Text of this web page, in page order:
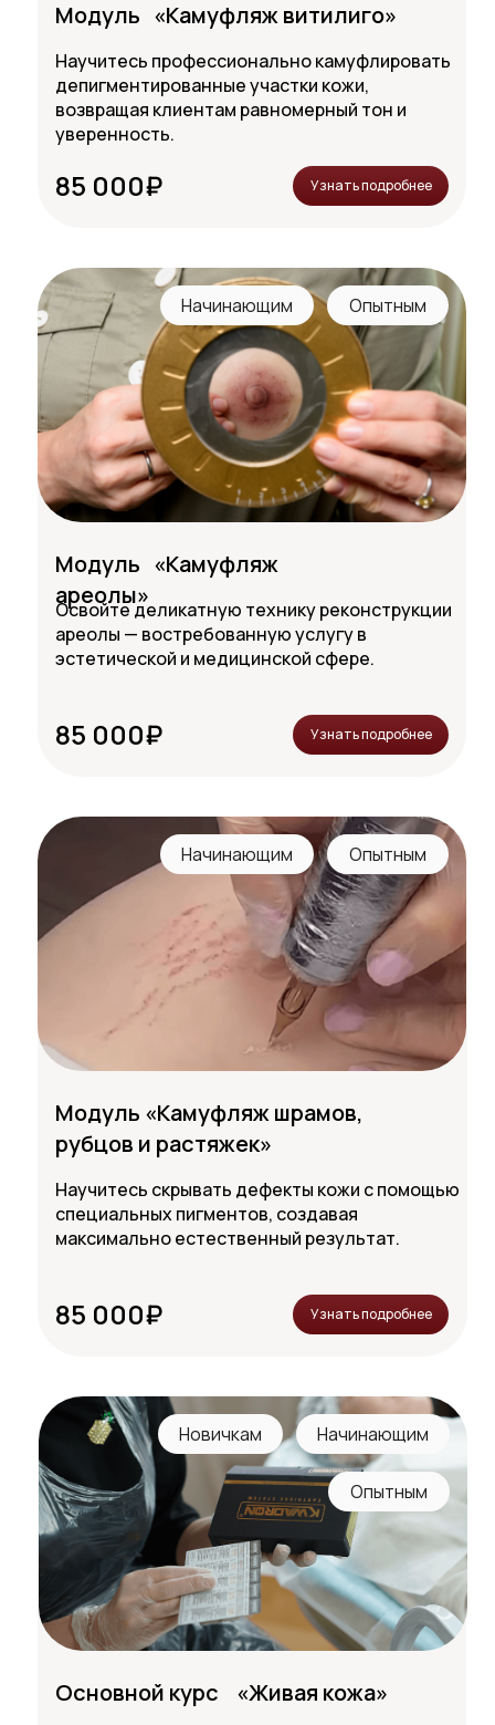
Основной курс «Живая кожа»
Новичкам Начинающим
Опытным
Модуль «Камуфляж шрамов,
рубцов и растяжек»
Научитесь скрывать дефекты кожи с помощью
специальных пигментов, создавая
максимально естественный результат.
85 000₽
Начинающим Опытным
Узнать подробнее
Модуль «Камуфляж
ареолы»
Освойте деликатную технику реконструкции
ареолы — востребованную услугу в
эстетической и медицинской сфере.
85 000₽
Начинающим Опытным
Узнать подробнее
Модуль «Камуфляж витилиго»
Узнать подробнее
Научитесь профессионально камуфлировать
депигментированные участки кожи,
возвращая клиентам равномерный тон и
уверенность.
85 000₽